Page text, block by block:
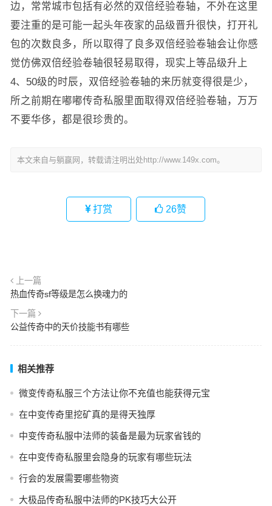
边，常常城市包括有必然的双倍经验卷轴，不外在这里
要注重的是可能一起头年夜家的品级晋升很快，打开礼
包的次数良多，所以取得了良多双倍经验卷轴会让你感
觉仿佛双倍经验卷轴很轻易取得，现实上等品级升上
4、50级的时辰，双倍经验卷轴的来历就变得很是少，
所之前期在嘟嘟传奇私服里面取得双倍经验卷轴，万万
不要华侈，都是很珍贵的。
本文来自与躺赢网，转载请注明出处http://www.149x.com。
打赏 26赞
上一篇
热血传奇sf等级是怎么换魂力的
下一篇
公益传奇中的天价技能书有哪些
相关推荐
微变传奇私服三个方法让你不充值也能获得元宝
在中变传奇里挖矿真的是得天独厚
中变传奇私服中法师的装备是最为玩家省钱的
在中变传奇私服里会隐身的玩家有哪些玩法
行会的发展需要哪些物资
大极品传奇私服中法师的PK技巧大公开